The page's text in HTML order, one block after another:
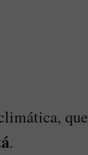
que
.